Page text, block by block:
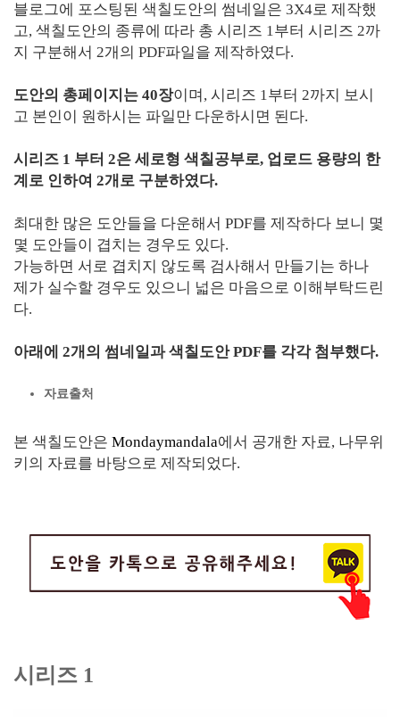
블로그에 포스팅된 색칠도안의 썸네일은 3X4로 제작했
고, 색칠도안의 종류에 따라 총 시리즈 1부터 시리즈 2까
지 구분해서 2개의 PDF파일을 제작하였다.
도안의 총페이지는 40장이며, 시리즈 1부터 2까지 보시
고 본인이 원하시는 파일만 다운하시면 된다.
시리즈 1 부터 2은 세로형 색칠공부로, 업로드 용량의 한
계로 인하여 2개로 구분하였다.
최대한 많은 도안들을 다운해서 PDF를 제작하다 보니 몇
몇 도안들이 겹치는 경우도 있다.
가능하면 서로 겹치지 않도록 검사해서 만들기는 하나
제가 실수할 경우도 있으니 넓은 마음으로 이해부탁드린
다.
아래에 2개의 썸네일과 색칠도안 PDF를 각각 첨부했다.
자료출처
본 색칠도안은 Mondaymandala에서 공개한 자료, 나무위
키의 자료를 바탕으로 제작되었다.
시리즈 1